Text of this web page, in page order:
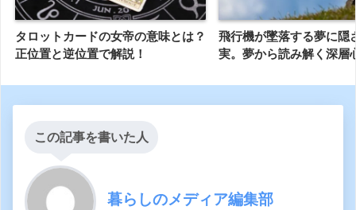
タロットカードの女帝の意味とは？
正位置と逆位置で解説！
飛行機が墜落する夢に隠
実。夢から読み解く深層
この記事を書いた人
暮らしのメディア編集部